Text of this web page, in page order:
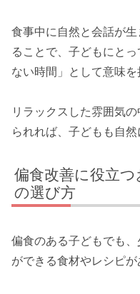
食事中に自然と会話が
ることで、子どもにと
ない時間」として意味を
リラックスした雰囲気
られれば、子どもも自
偏食改善に役立
の選び方
偏食のある子どもでも
ができる食材やレシピが